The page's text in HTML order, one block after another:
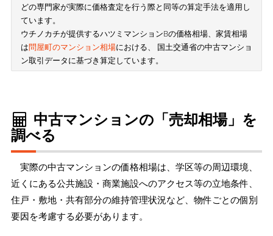
どの専門家が実際に価格査定を行う際と同等の算定手法を適用し
ています。
ウチノカチが提供するハツミマンションBの価格相場、家賃相場
は問屋町のマンション相場における、 国土交通省の中古マンショ
ン取引データに基づき算定しています。
中古マンションの「売却相場」を
調べる
実際の中古マンションの価格相場は、学区等の周辺環境、
近くにある公共施設・商業施設へのアクセス等の立地条件、
住戸・敷地・共有部分の維持管理状況など、物件ごとの個別
要因を考慮する必要があります。